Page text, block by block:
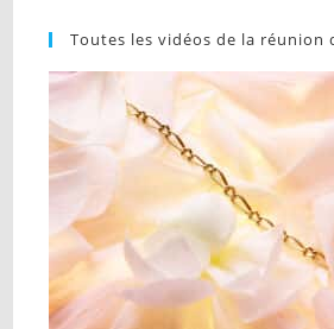
Toutes les vidéos de la réunion